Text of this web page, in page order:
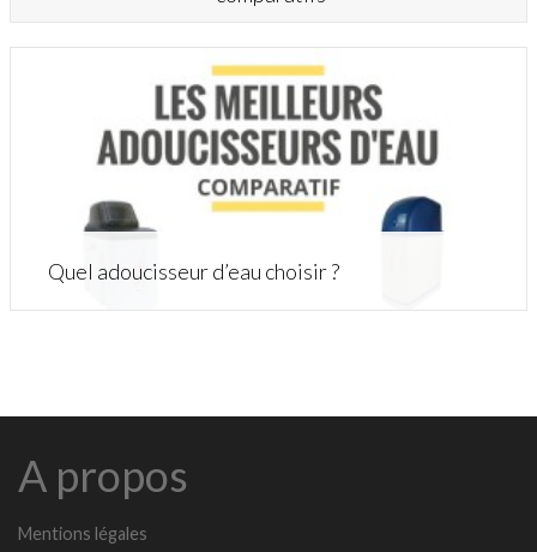
Quel adoucisseur d’eau choisir ?
A propos
Mentions légales